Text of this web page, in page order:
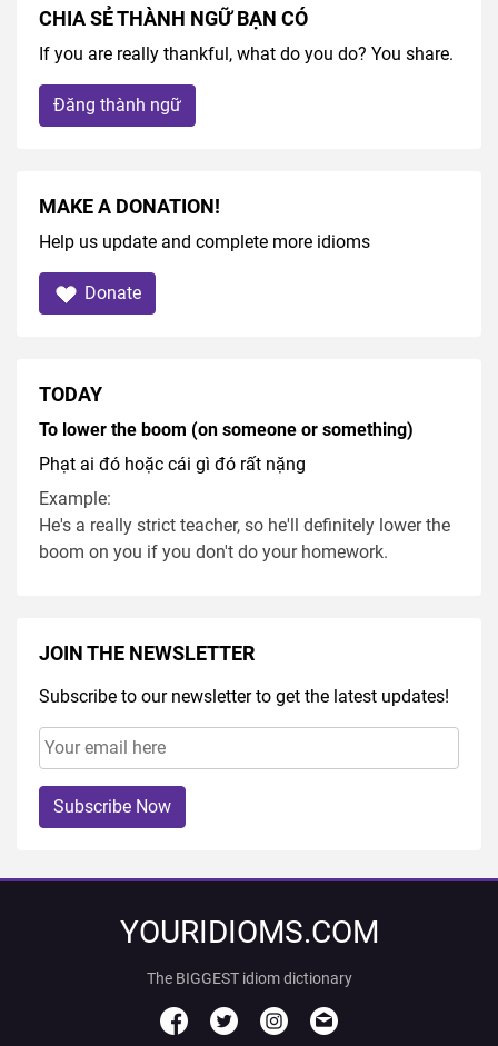
CHIA SẺ THÀNH NGỮ BẠN CÓ
If you are really thankful, what do you do? You share.
Đăng thành ngữ
MAKE A DONATION!
Help us update and complete more idioms
Donate
TODAY
To lower the boom (on someone or something)
Phạt ai đó hoặc cái gì đó rất nặng
Example:
He's a really strict teacher, so he'll definitely lower the
boom on you if you don't do your homework.
JOIN THE NEWSLETTER
Subscribe to our newsletter to get the latest updates!
Subscribe Now
YOURIDIOMS.COM
The BIGGEST idiom dictionary